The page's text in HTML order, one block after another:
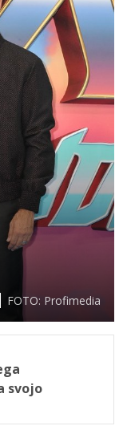
FOTO: Profimedia
svojo